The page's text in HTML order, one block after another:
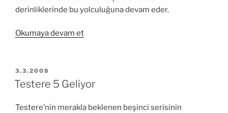
derinliklerinde bu yolculuğuna devam eder.
Okumaya devam et“Ice
Ice
Dawn
YAYIM
TARIHI
3.3.2008
Testere 5 Geliyor
Testere’nin merakla beklenen beşinci serisinin